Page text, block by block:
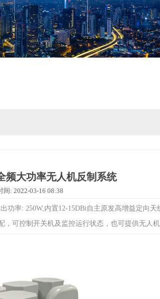
频大功率无人机反制系统
间: 2022-03-16 08:38
功率: 250W,内置12-15DBi自主原发高增益定向天
可控制开关机及监控运行状态，也可提供无人